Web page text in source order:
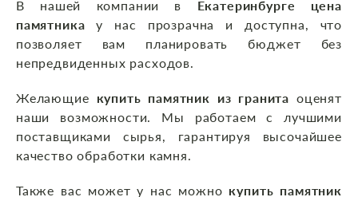
В нашей компании в Екатеринбурге цена
памятника у нас прозрачна и доступна, что
позволяет вам планировать бюджет без
непредвиденных расходов.
Желающие купить памятник из гранита оценят
наши возможности. Мы работаем с лучшими
поставщиками сырья, гарантируя высочайшее
качество обработки камня.
Также вас может у нас можно купить памятник